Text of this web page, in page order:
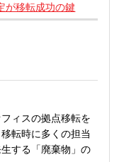
が移転成功の鍵
ィスの拠点移転を
転時に多くの担当
する「廃棄物」の